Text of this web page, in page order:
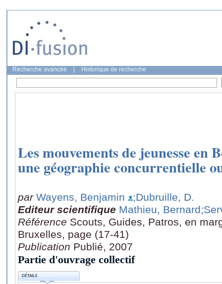
Recherche avancée Historique de recherche
Les mouvements de jeunesse en
une géographie concurrentielle
par Wayens, Benjamin
;Dubruille, D.
Editeur scientifique Mathieu, Bernard
Référence Scouts, Guides, Patros, en
Bruxelles, page (17-41)
Publication Publié, 2007
Partie d'ouvrage collectif
DÉTAILS